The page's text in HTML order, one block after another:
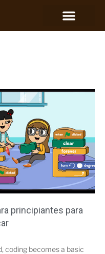
principiantes para
coding becomes a basic